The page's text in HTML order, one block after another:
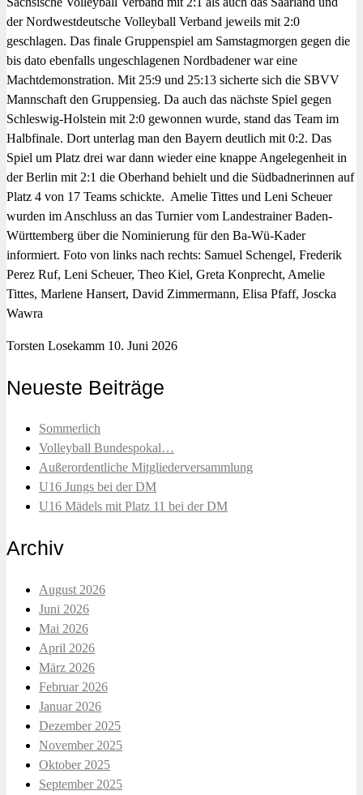
der Nordwestdeutsche Volleyball Verband jeweils mit 2:0
geschlagen. Das finale Gruppenspiel am Samstagmorgen gegen die
bis dato ebenfalls ungeschlagenen Nordbadener war eine
Machtdemonstration. Mit 25:9 und 25:13 sicherte sich die SBVV
Mannschaft den Gruppensieg. Da auch das nächste Spiel gegen
Schleswig-Holstein mit 2:0 gewonnen wurde, stand das Team im
Halbfinale. Dort unterlag man den Bayern deutlich mit 0:2. Das
Spiel um Platz drei war dann wieder eine knappe Angelegenheit in
der Berlin mit 2:1 die Oberhand behielt und die Südbadnerinnen auf
Platz 4 von 17 Teams schickte. Amelie Tittes und Leni Scheuer
wurden im Anschluss an das Turnier vom Landestrainer Baden-
Württemberg über die Nominierung für den Ba-Wü-Kader
informiert. Foto von links nach rechts: Samuel Schengel, Frederik
Perez Ruf, Leni Scheuer, Theo Kiel, Greta Konprecht, Amelie
Tittes, Marlene Hansert, David Zimmermann, Elisa Pfaff, Joscka
Wawra
Torsten Losekamm 10. Juni 2026
Neueste Beiträge
Sommerlich
Volleyball Bundespokal…
Außerordentliche Mitgliederversammlung
U16 Jungs bei der DM
U16 Mädels mit Platz 11 bei der DM
Archiv
August 2026
Juni 2026
Mai 2026
April 2026
März 2026
Februar 2026
Januar 2026
Dezember 2025
November 2025
Oktober 2025
September 2025